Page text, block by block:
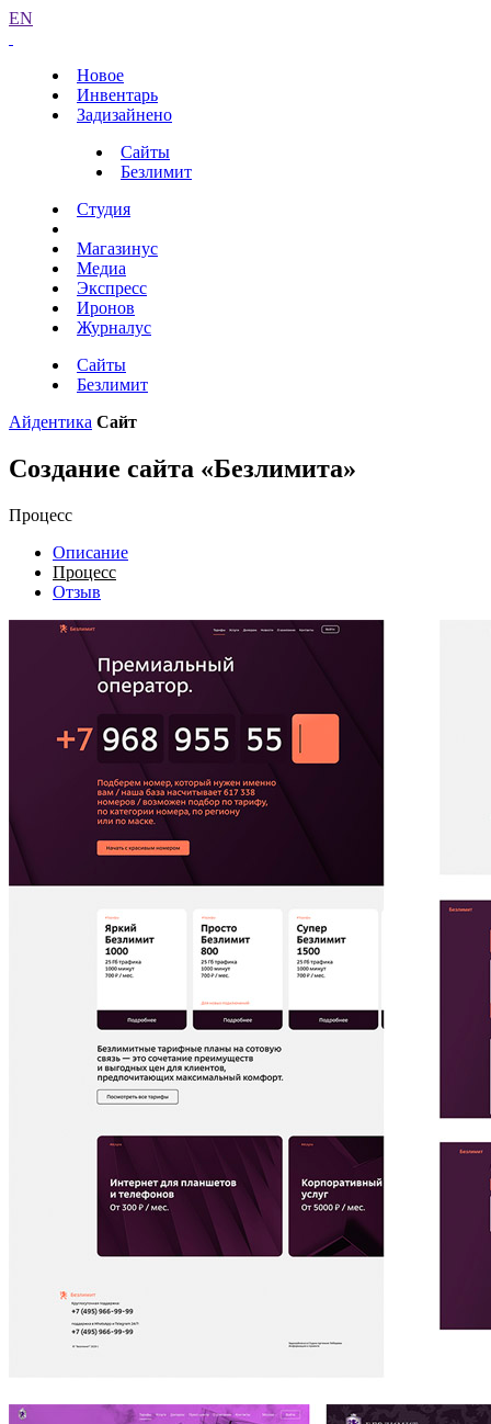
EN
Новое
Инвентарь
Задизайнено
Сайты
Безлимит
Студия
Магазинус
Медиа
Экспресс
Иронов
Журналус
Сайты
Безлимит
Айдентика Сайт
Создание сайта «Безлимита»
Процесс
Описание
Процесс
Отзыв